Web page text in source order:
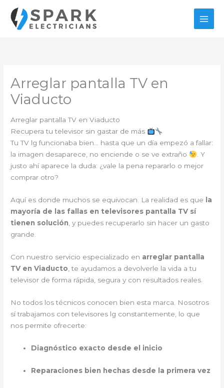
contenido
Arreglar pantalla TV en
Viaducto
Arreglar pantalla TV en Viaducto
Recupera tu televisor sin gastar de más
Tu TV lg funcionaba bien… hasta que un día empezó a fallar:
la imagen desaparece, no enciende o se ve extraño
. Y
justo ahí aparece la duda: ¿vale la pena repararlo o mejor
comprar otro?
Aquí es donde muchos se equivocan. La realidad es que
la
mayoría de las fallas en televisores pantalla TV sí
tienen solución , y puedes recuperarlo sin hacer un gasto
grande.
Con nuestro servicio especializado en arreglar pantalla
TV en Viaducto , te ayudamos a devolverle la vida a tu
televisor de forma rápida, segura y con resultados reales.
No todos los técnicos conocen bien esta marca. Nosotros
sí trabajamos con televisores lg constantemente, lo que
nos permite ofrecerte:
Diagnóstico exacto desde el inicio
Reparaciones bien hechas desde la primera vez